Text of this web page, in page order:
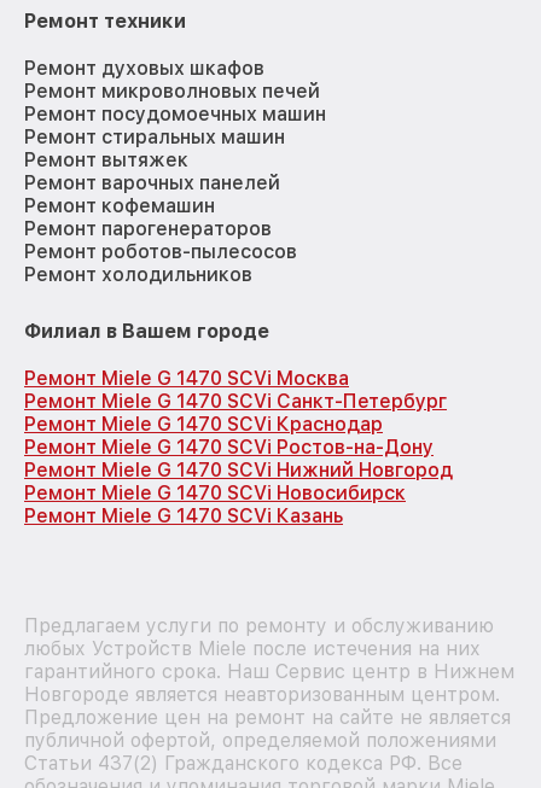
Ремонт техники
Ремонт духовых шкафов
Ремонт микроволновых печей
Ремонт посудомоечных машин
Ремонт стиральных машин
Ремонт вытяжек
Ремонт варочных панелей
Ремонт кофемашин
Ремонт парогенераторов
Ремонт роботов-пылесосов
Ремонт холодильников
Филиал в Вашем городе
Ремонт Miele G 1470 SCVi Москва
Ремонт Miele G 1470 SCVi Санкт-Петербург
Ремонт Miele G 1470 SCVi Краснодар
Ремонт Miele G 1470 SCVi Ростов-на-Дону
Ремонт Miele G 1470 SCVi Нижний Новгород
Ремонт Miele G 1470 SCVi Новосибирск
Ремонт Miele G 1470 SCVi Казань
Предлагаем услуги по ремонту и обслуживанию
любых Устройств Miele после истечения на них
гарантийного срока. Наш Сервис центр в Нижнем
Новгороде является неавторизованным центром.
Предложение цен на ремонт на сайте не является
публичной офертой, определяемой положениями
Статьи 437(2) Гражданского кодекса РФ. Все